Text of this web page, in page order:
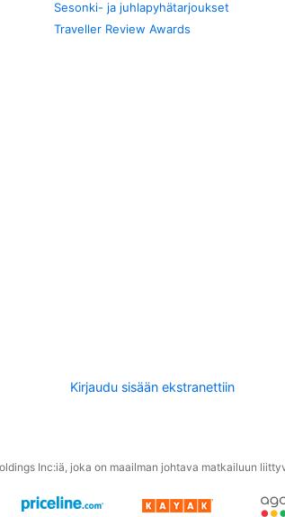
Sesonki- ja juhlapyhätarjoukset
Traveller Review Awards
Kirjaudu sisään ekstranettiin
Inc:iä, joka on maailman johtava matkailuun